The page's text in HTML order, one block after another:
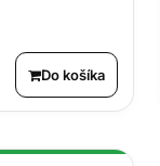
Do košíka